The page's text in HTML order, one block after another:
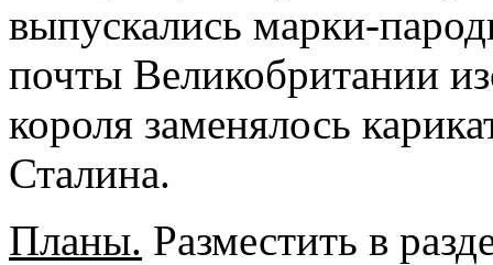
выпускались марки-
почты Великобритании
короля заменялось
Сталина.
Планы. Разместить в